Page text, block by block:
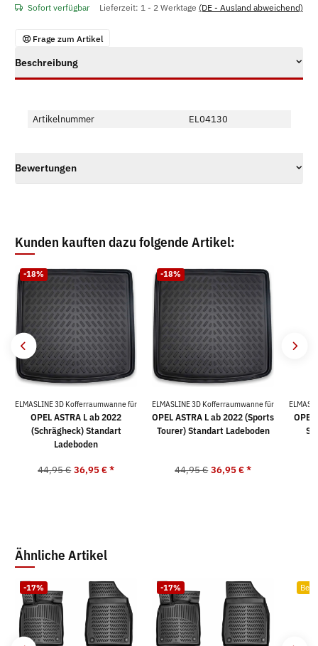
Sofort verfügbar Lieferzeit: 1 - 2 Werktage (DE - Ausland abweichend)
Frage zum Artikel
Beschreibung
Artikelnummer EL04130
Bewertungen
Kunden kauften dazu folgende Artikel:
-18%
ELMASLINE 3D Kofferraumwanne für
OPEL ASTRA L ab 2022
(Schrägheck) Standart
Ladeboden
44,95 € 36,95 €*
-18%
ELMASLINE 3D Kofferraumwanne für
OPEL ASTRA L ab 2022 (Sports
Tourer) Standart Ladeboden
44,95 € 36,95 €*
Ähnliche Artikel
-17% -17%